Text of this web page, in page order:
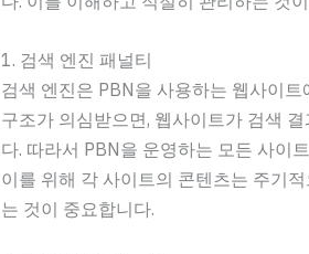
1. 검색 엔진 패널티
검색 엔진은 PBN을 사용하는 웹사이
구조가 의심받으면, 웹사이트가 검색
다. 따라서 PBN을 운영하는 모든 사이
이를 위해 각 사이트의 콘텐츠는 주기
는 것이 중요합니다.